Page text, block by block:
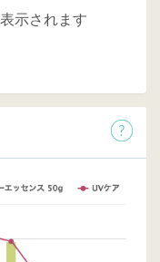
示されます